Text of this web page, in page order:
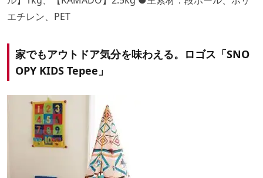
エチレン、PET
家でもアウトドア気分を味わえる。ロゴス「SNO
OPY KIDS Tepee」